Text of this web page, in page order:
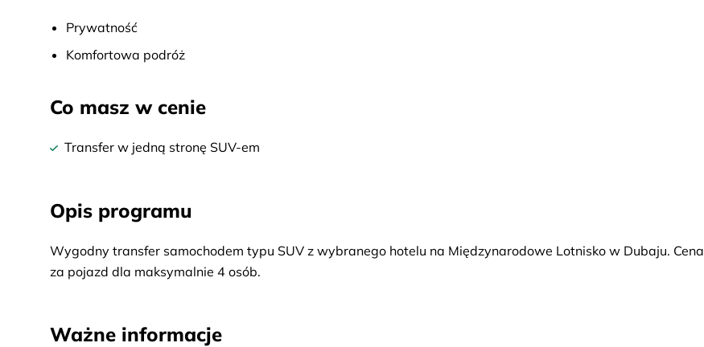
Prywatność
Komfortowa podróż
Co masz w cenie
Transfer w jedną stronę SUV-em
Opis programu
Wygodny transfer samochodem typu SUV z wybranego hotelu na Międzynarodowe Lotnisko w Dubaju. Cena
za pojazd dla maksymalnie 4 osób.
Ważne informacje